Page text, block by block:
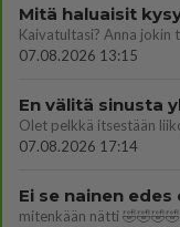
Mitä haluaisit
Kaivatultasi? Anna jokin
07.08.2026 13:15
En välitä sinusta
07.08.2026 17:14
Ei se nainen edes
mitenkään nätti